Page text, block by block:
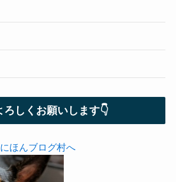
しくお願いします👇